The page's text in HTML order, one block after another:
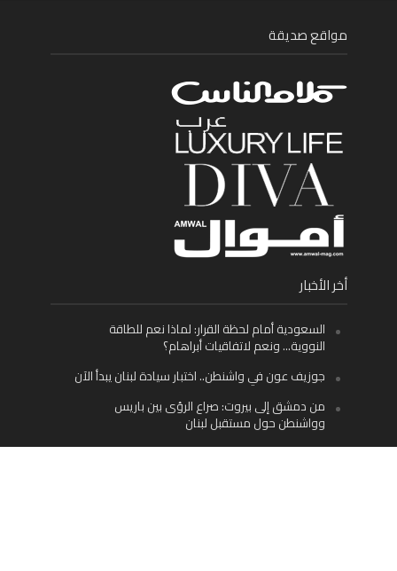
مواقع صديقة
أخر الأخبار
السعودية أمام لحظة القرار: لماذا نعم للطاقة
النووية… ونعم لاتفاقيات أبراهام؟
جوزيف عون في واشنطن.. اختبار سيادة لبنان يبدأ الآن
من دمشق إلى بيروت: صراع الرؤى بين باريس
وواشنطن حول مستقبل لبنان
اليسار اللبناني «اليقظ» وسيادة الدولة: لماذا يُعدّ نزع